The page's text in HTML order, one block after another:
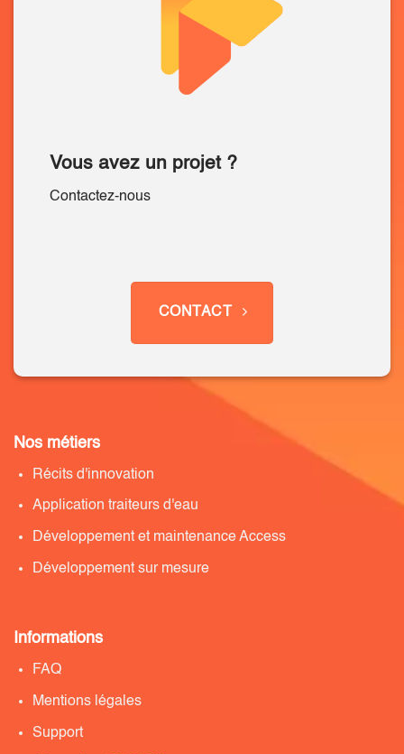
Vous avez un projet ?
Contactez-nous
CONTACT
Nos métiers
Récits d'innovation
Application traiteurs d'eau
Développement et maintenance Access
Développement sur mesure
Informations
FAQ
Mentions légales
Support